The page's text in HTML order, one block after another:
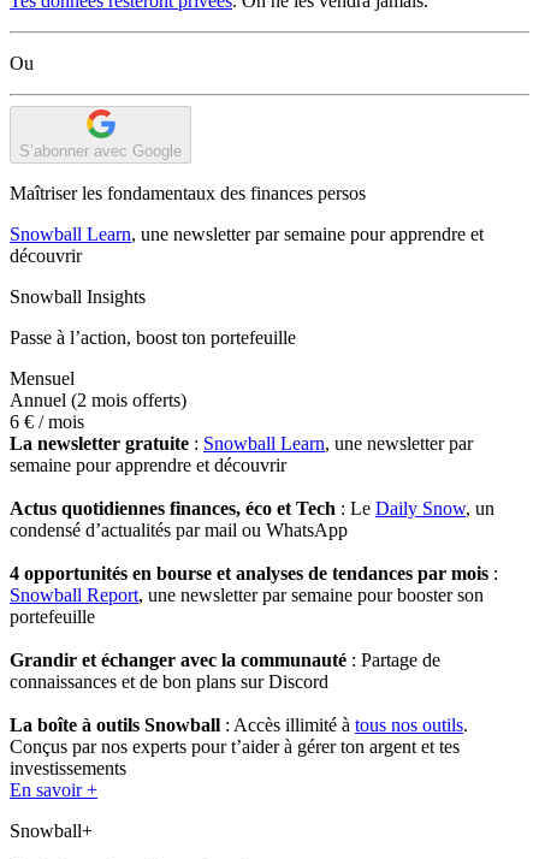
Ou
S’abonner avec Google
Maîtriser les fondamentaux des finances persos
Snowball Learn, une newsletter par semaine pour apprendre et
découvrir
Snowball Insights
Passe à l’action, boost ton portefeuille
Mensuel
Annuel (2 mois offerts)
6 € / mois
La newsletter gratuite : Snowball Learn, une newsletter par
semaine pour apprendre et découvrir
Actus quotidiennes finances, éco et Tech : Le Daily Snow, un
condensé d’actualités par mail ou WhatsApp
4 opportunités en bourse et analyses de tendances par mois :
Snowball Report, une newsletter par semaine pour booster son
portefeuille
Grandir et échanger avec la communauté : Partage de
connaissances et de bon plans sur Discord
La boîte à outils Snowball : Accès illimité à tous nos outils.
Conçus par nos experts pour t’aider à gérer ton argent et tes
investissements
En savoir +
Snowball+